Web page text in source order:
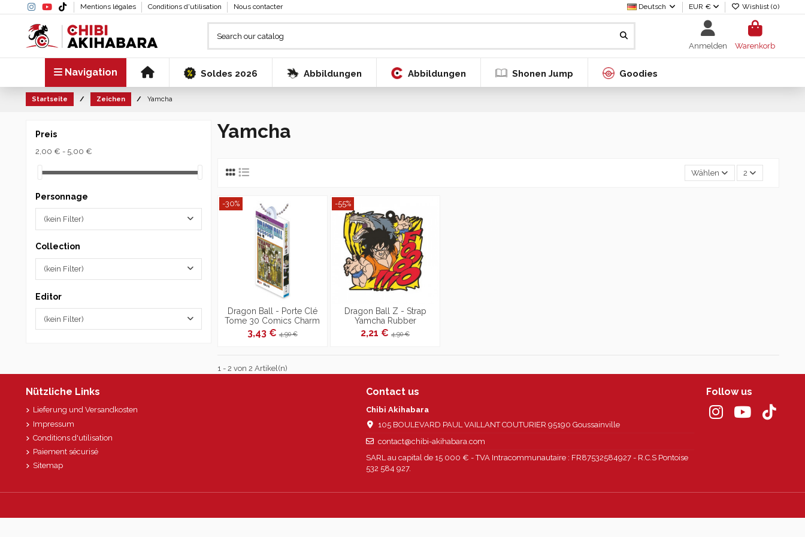
Mentions légales Conditions d'utilisation Nous contacter Deutsch EUR € Wishlist (0)
Anmelden Warenkorb
Navigation Soldes 2026 Abbildungen Abbildungen Shonen Jump Goodies
Startseite Zeichen Yamcha
Yamcha
Wählen 2
-30%
Dragon Ball - Porte Clé
Tome 30 Comics Charm
Collection 03
3,43 €4,90 €
-55%
Dragon Ball Z - Strap
Yamcha Rubber
2,21 €4,90 €
1 - 2 von 2 Artikel(n)
Preis
2,00 € - 5,00 €
Personnage
(kein Filter)
Collection
(kein Filter)
Editor
(kein Filter)
Nützliche Links
Lieferung und Versandkosten
Impressum
Conditions d'utilisation
Paiement sécurisé
Sitemap
Contact us
Chibi Akihabara
105 BOULEVARD PAUL VAILLANT COUTURIER 95190 Goussainville
contact@chibi-akihabara.com
SARL au capital de 15 000 € - TVA Intracommunautaire : FR87532584927 - R.C.S Pontoise
532 584 927.
Follow us